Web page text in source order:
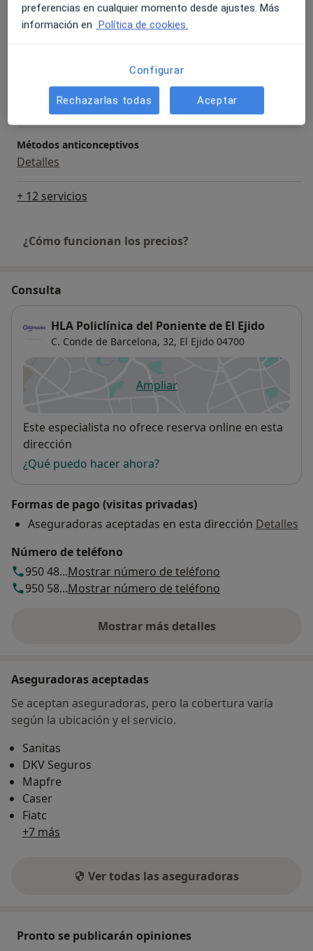
Primera visita Medicina General
Detalles
Métodos anticonceptivos
Detalles
+ 12 servicios
¿Cómo funcionan los precios?
Consulta
HLA Policlínica del Poniente de El Ejido
C. Conde de Barcelona, 32, El Ejido 04700
Ampliarse abre en una nueva
Disponibilidad
Este especialista no ofrece reserva online en esta
dirección
¿Qué puedo hacer ahora?
Formas de pago (visitas privadas)
Aseguradoras aceptadas en esta dirección Detalles
Número de teléfono
950 48...Mostrar número de teléfono
950 58...Mostrar número de teléfono
Mostrar más detalles
sobre la dirección
Aseguradoras aceptadas
Se aceptan aseguradoras, pero la cobertura varía
según la ubicación y el servicio.
Sanitas
DKV Seguros
Mapfre
Caser
Fiatc
+7 más
Ver todas las aseguradoras
Pronto se publicarán opiniones
preferencias en cualquier momento desde ajustes. Más
información en Política de cookies.
Configurar
Rechazarlas todas Aceptar